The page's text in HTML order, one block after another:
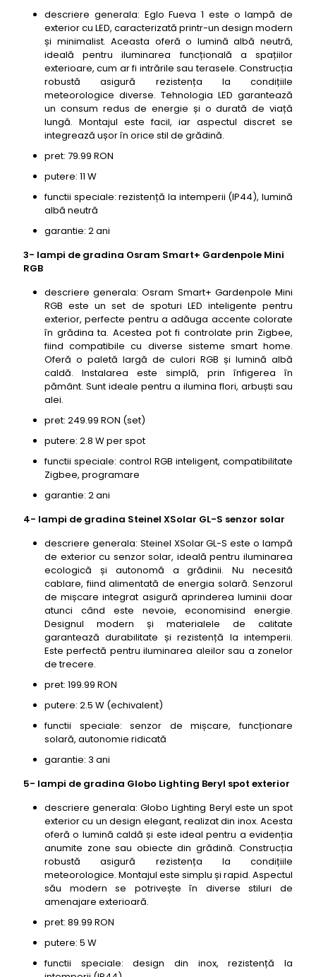
descriere generala: Eglo Fueva 1 este o lampă de
exterior cu LED, caracterizată printr-un design modern
și minimalist. Aceasta oferă o lumină albă neutră,
ideală pentru iluminarea funcțională a spațiilor
exterioare, cum ar fi intrările sau terasele. Construcția
robustă asigură rezistența la condițiile
meteorologice diverse. Tehnologia LED garantează
un consum redus de energie și o durată de viață
lungă. Montajul este facil, iar aspectul discret se
integrează ușor în orice stil de grădină.
pret: 79.99 RON
putere: 11 W
functii speciale: rezistență la intemperii (IP44), lumină
albă neutră
garantie: 2 ani
3- lampi de gradina Osram Smart+ Gardenpole Mini
RGB
descriere generala: Osram Smart+ Gardenpole Mini
RGB este un set de spoturi LED inteligente pentru
exterior, perfecte pentru a adăuga accente colorate
în grădina ta. Acestea pot fi controlate prin Zigbee,
fiind compatibile cu diverse sisteme smart home.
Oferă o paletă largă de culori RGB și lumină albă
caldă. Instalarea este simplă, prin înfigerea în
pământ. Sunt ideale pentru a ilumina flori, arbuști sau
alei.
pret: 249.99 RON (set)
putere: 2.8 W per spot
functii speciale: control RGB inteligent, compatibilitate
Zigbee, programare
garantie: 2 ani
4- lampi de gradina Steinel XSolar GL-S senzor solar
descriere generala: Steinel XSolar GL-S este o lampă
de exterior cu senzor solar, ideală pentru iluminarea
ecologică și autonomă a grădinii. Nu necesită
cablare, fiind alimentată de energia solară. Senzorul
de mișcare integrat asigură aprinderea luminii doar
atunci când este nevoie, economisind energie.
Designul modern și materialele de calitate
garantează durabilitate și rezistență la intemperii.
Este perfectă pentru iluminarea aleilor sau a zonelor
de trecere.
pret: 199.99 RON
putere: 2.5 W (echivalent)
functii speciale: senzor de mișcare, funcționare
solară, autonomie ridicată
garantie: 3 ani
5- lampi de gradina Globo Lighting Beryl spot exterior
descriere generala: Globo Lighting Beryl este un spot
exterior cu un design elegant, realizat din inox. Acesta
oferă o lumină caldă și este ideal pentru a evidenția
anumite zone sau obiecte din grădină. Construcția
robustă asigură rezistența la condițiile
meteorologice. Montajul este simplu și rapid. Aspectul
său modern se potrivește în diverse stiluri de
amenajare exterioară.
pret: 89.99 RON
putere: 5 W
functii speciale: design din inox, rezistență la